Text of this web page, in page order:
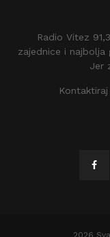
Radio Vitez
zajednice i najbolja
Jer
Kontaktiraj
2026